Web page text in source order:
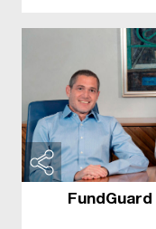
חברת הענן לניהול תיקי השקעות FundGuard